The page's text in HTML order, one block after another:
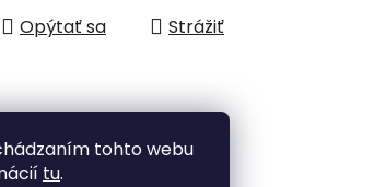
tohto webu
tu.
Opýtať sa Strážiť